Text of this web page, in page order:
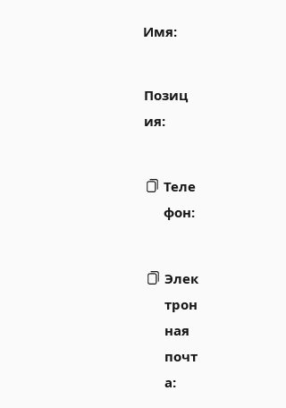
Имя:
Позиц
ия:
Теле
фон:
Элек
трон
ная
почт
а: